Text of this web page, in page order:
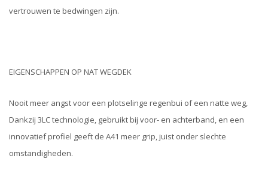
vertrouwen te bedwingen zijn.
EIGENSCHAPPEN OP NAT WEGDEK
Nooit meer angst voor een plotselinge regenbui of een natte weg,
Dankzij 3LC technologie, gebruikt bij voor- en achterband, en een
innovatief profiel geeft de A41 meer grip, juist onder slechte
omstandigheden.